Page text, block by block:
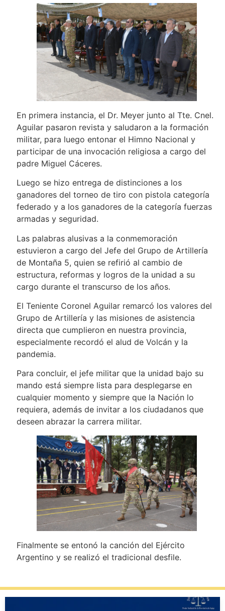
En primera instancia, el Dr. Meyer junto al Tte. Cnel.
Aguilar pasaron revista y saludaron a la formación
militar, para luego entonar el Himno Nacional y
participar de una invocación religiosa a cargo del
padre Miguel Cáceres.
Luego se hizo entrega de distinciones a los
ganadores del torneo de tiro con pistola categoría
federado y a los ganadores de la categoría fuerzas
armadas y seguridad.
Las palabras alusivas a la conmemoración
estuvieron a cargo del Jefe del Grupo de Artillería
de Montaña 5, quien se refirió al cambio de
estructura, reformas y logros de la unidad a su
cargo durante el transcurso de los años.
El Teniente Coronel Aguilar remarcó los valores del
Grupo de Artillería y las misiones de asistencia
directa que cumplieron en nuestra provincia,
especialmente recordó el alud de Volcán y la
pandemia.
Para concluir, el jefe militar que la unidad bajo su
mando está siempre lista para desplegarse en
cualquier momento y siempre que la Nación lo
requiera, además de invitar a los ciudadanos que
deseen abrazar la carrera militar.
Finalmente se entonó la canción del Ejército
Argentino y se realizó el tradicional desfile.